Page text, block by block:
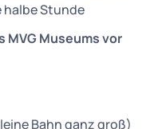
halbe Stunde
Museums vor
Bahn ganz groß)